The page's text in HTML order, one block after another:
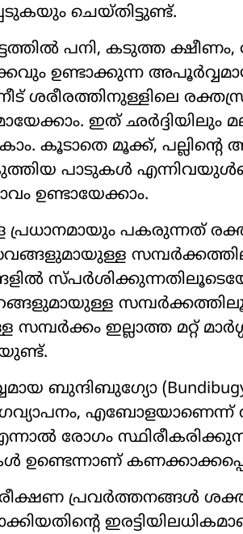
ചെയ്തിട്ടുണ്ട്.
പനി, കടുത്ത ക്ഷീണം,
ഉണ്ടാക്കുന്ന
ശരീരത്തിനുള്ളിലെ
ഇത് ഛർദ്ദിയിലും
കൂടാതെ മൂക്ക്,
പാടുകൾ
ഉണ്ടായേക്കാം.
പകരുന്നത്
സമ്പർക്കം ഇല്ലാത്ത മറ്റ്
ബുന്ദിബുഗ്യോ
എബോളയാണെന്ന്
രോഗം
പ്രവർത്തനങ്ങൾ